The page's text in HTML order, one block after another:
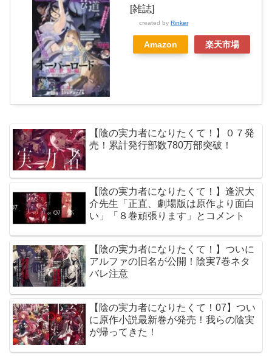
[雑誌]
created by Rinker
Amazon 楽天市場
【陰の実力者になりたくて！】０７発
売！累計発行部数780万部突破！
【陰の実力者になりたくて！】逢沢大
介先生「正直、劇場版は原作より面白
い」「８巻頑張ります」とコメント
【陰の実力者になりたくて！】ついに
アルファの旧名が公開！陰実7巻ネタ
バレ注意
【陰の実力者になりたくて！07】つい
に原作小説最新巻が発売！我らの陰実
が帰ってきた！